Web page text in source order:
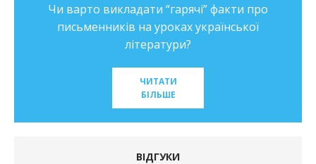
Чи варто викладати “гарячі” факти про
письменників на уроках української
літератури?
ЧИТАТИ
БІЛЬШЕ
ВІДГУКИ